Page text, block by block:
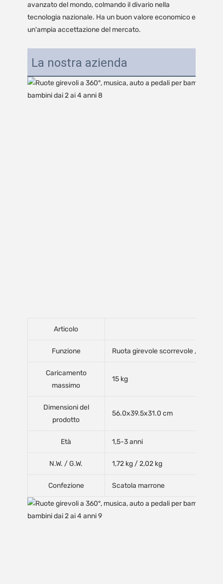
avanzato del mondo, colmando il divario nella
tecnologia nazionale. Ha un buon valore economico e
un'ampia accettazione del mercato.
La nostra azienda
Articolo
Funzione Ruota girevole scorrevole /
Caricamento
massimo
15 kg
Dimensioni del
prodotto
56.0x39.5x31.0 cm
Età 1,5-3 anni
N.W. / G.W. 1,72 kg / 2,02 kg
Confezione Scatola marrone